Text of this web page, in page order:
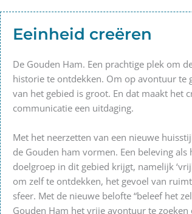
Eeinheid creëren
De Gouden Ham. Een prachtige plek om
historie te ontdekken. Om op avontuur te
van het gebied is groot. En dat maakt het
communicatie een uitdaging.
Met het neerzetten van een nieuwe
de Gouden ham vormen. Een beleving
doelgroep in dit gebied krijgt, namelijk
om zelf te ontdekken, het gevoel van
sfeer. Met de nieuwe belofte “beleef het
Gouden Ham het vrije avontuur te